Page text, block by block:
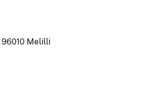
96010 Melilli